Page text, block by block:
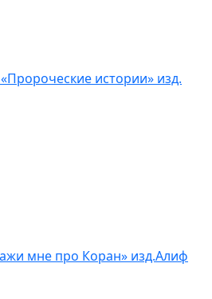
истории» изд.